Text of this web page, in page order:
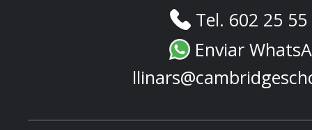
Tel. 602 25
Enviar